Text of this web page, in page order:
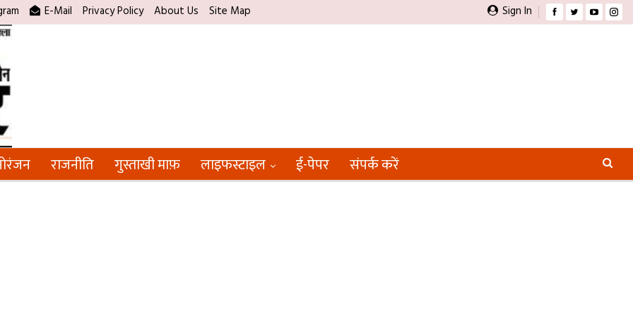
Sign In
E-Mail Privacy Policy About Us Site Map
राजनीति गुस्ताखी माफ़ लाइफस्टाइल ई-पेपर संपर्क करें